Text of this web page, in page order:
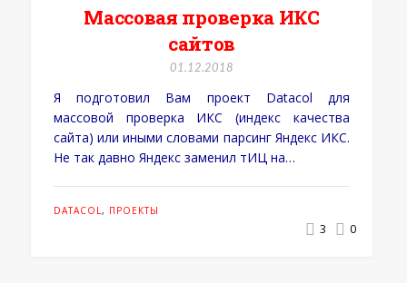
Массовая проверка ИКС
сайтов
01.12.2018
Я подготовил Вам проект Datacol для
массовой проверка ИКС (индекс качества
сайта) или иными словами парсинг Яндекс ИКС.
Не так давно Яндекс заменил тИЦ на…
DATACOL, ПРОЕКТЫ
3 0